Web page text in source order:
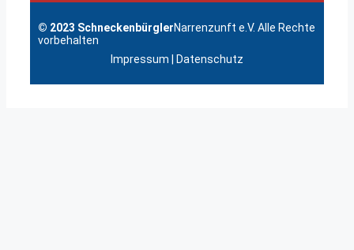
© 2023 SchneckenbürglerNarrenzunft e.V. Alle Rechte
vorbehalten
Impressum
Datenschutz